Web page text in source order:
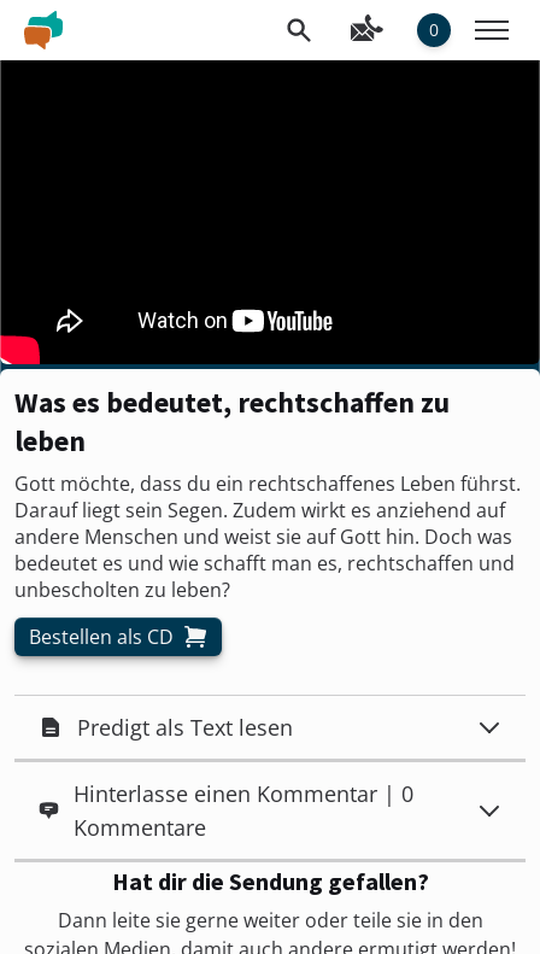
0
Was es bedeutet, rechtschaffen zu
leben
Gott möchte, dass du ein rechtschaffenes Leben führst.
Darauf liegt sein Segen. Zudem wirkt es anziehend auf
andere Menschen und weist sie auf Gott hin. Doch was
bedeutet es und wie schafft man es, rechtschaffen und
unbescholten zu leben?
Bestellen als CD
Predigt als Text lesen
Hinterlasse einen Kommentar | 0
Kommentare
Hat dir die Sendung gefallen?
Dann leite sie gerne weiter oder teile sie in den